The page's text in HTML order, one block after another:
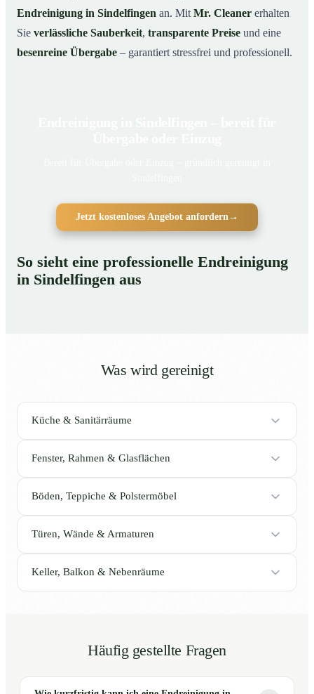
Endreinigung in Sindelfingen an. Mit Mr. Cleaner erhalten
Sie verlässliche Sauberkeit, transparente Preise und eine
besenreine Übergabe – garantiert stressfrei und professionell.
Jetzt kostenloses Angebot anfordern →
So sieht eine professionelle Endreinigung
in Sindelfingen aus
Was wird gereinigt
Küche & Sanitärräume
Fenster, Rahmen & Glasflächen
Böden, Teppiche & Polstermöbel
Türen, Wände & Armaturen
Keller, Balkon & Nebenräume
Häufig gestellte Fragen